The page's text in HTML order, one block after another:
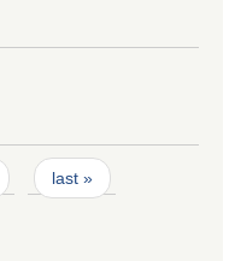
last »